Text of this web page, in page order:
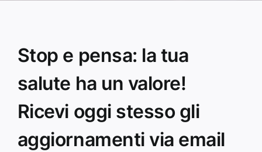
Stop e pensa: la tua
salute ha un valore!
Ricevi oggi stesso gli
aggiornamenti via email